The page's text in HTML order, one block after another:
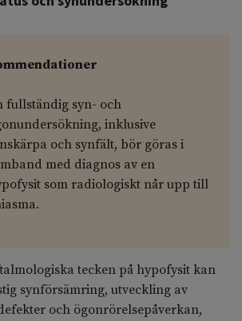
fullständig syn- och
inklusive
och synfält, bör göras i
med diagnos av en
som radiologiskt når upp till
tecken på hypofysit kan
synförsämring, utveckling av
och ögonrörelsepåverkan,